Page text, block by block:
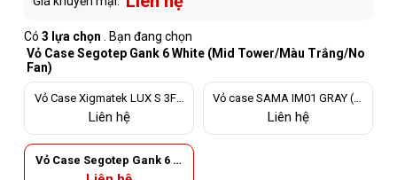
Có 3 lựa chọn
. Bạn đang chọn
Vỏ Case Segotep Gank 6 White (Mid Tower/Màu Trắng/No
Fan)
Vỏ Case Xigmatek LUX S 3FX
(Mid Tower/Màu Đen)
Liên hệ
Vỏ case SAMA IM01 GRAY (M
ini ITX Tower/Màu Xám)
Liên hệ
Vỏ Case Segotep Gank 6 W
hite (Mid Tower/Màu Trắn